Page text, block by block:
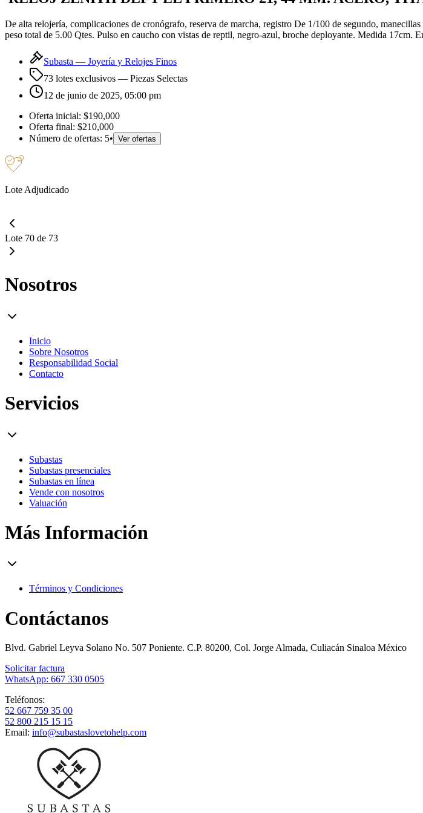
De alta relojería, complicaciones de cronógrafo, reserva de marcha, registro De 1/100 de segundo,
peso total de 5.00 Qtes. Pulso en caucho con vistas de reptil, negro-azul, broche deployante. Medida 17cm.
Subasta — Joyería y Relojes Finos
73 lotes exclusivos — Piezas Selectas
12 de junio de 2025, 05:00 pm
Oferta inicial: $190,000
Oferta final: $210,000
Número de ofertas: 5• Ver ofertas
Lote Adjudicado
Lote 70 de 73
Nosotros
Inicio
Sobre Nosotros
Responsabilidad Social
Contacto
Servicios
Subastas
Subastas presenciales
Subastas en línea
Vende con nosotros
Valuación
Más Información
Términos y Condiciones
Contáctanos
Blvd. Gabriel Leyva Solano No. 507 Poniente. C.P. 80200, Col. Jorge Almada, Culiacán Sinaloa México
Solicitar factura
WhatsApp: 667 330 0505
Teléfonos:
52 667 759 35 00
52 800 215 15 15
Email: info@subastaslovetohelp.com